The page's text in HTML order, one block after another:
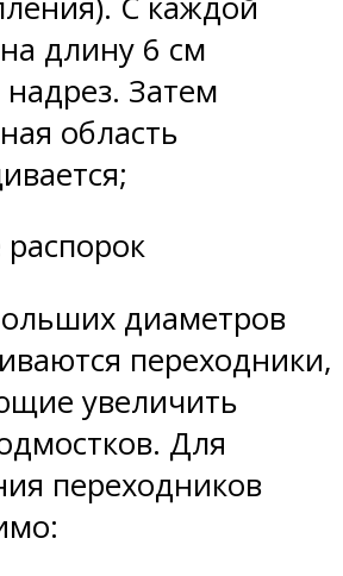
длину 6 см
надрез. Затем
область
диаметров
переходники,
увеличить
Для
переходников